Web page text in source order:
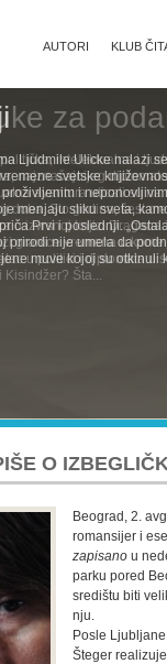
KLUB
AUTORI
Ljudmile Ulicke nalazi
svetske
i
menjaju sliku sveta,
Prvi i poslednji.
prirodi nije umela da
muve kojoj su otkinuli
O
Beograd, 2.
romansijer i
zapisano u
parku pored
središtu biti
nju.
Posle
Šteger